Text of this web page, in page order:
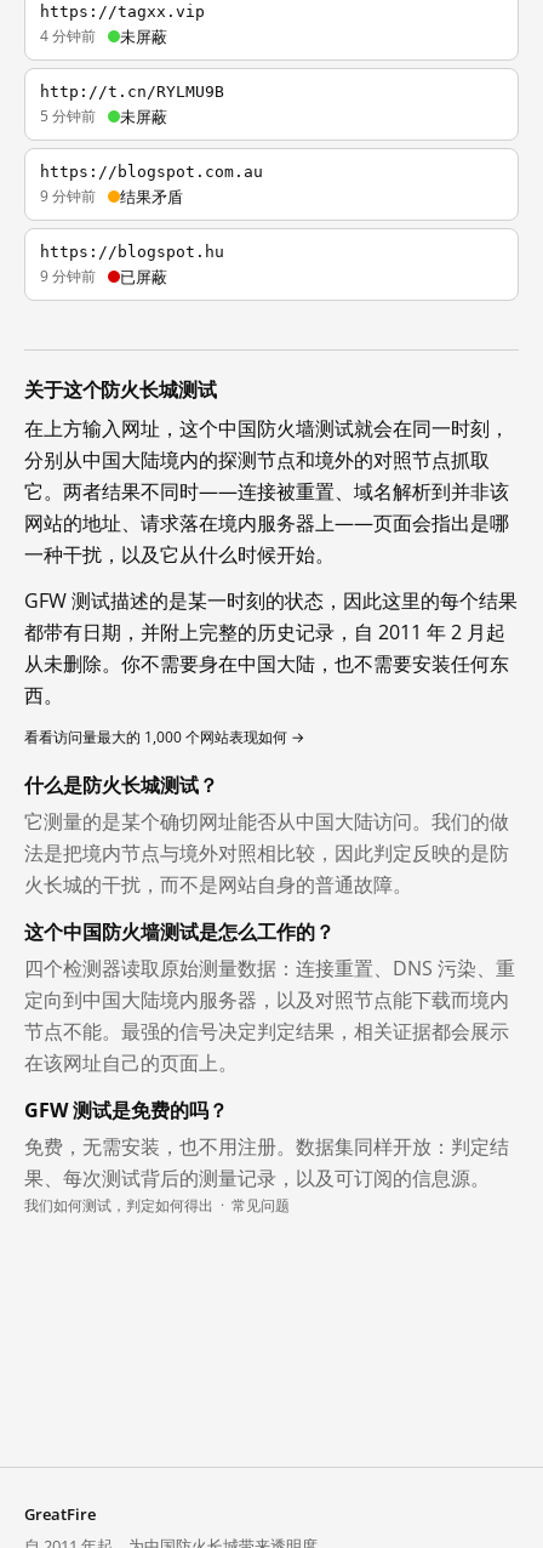
https://tagxx.vip
4 分钟前 未屏蔽
http://t.cn/RYLMU9B
5 分钟前 未屏蔽
https://blogspot.com.au
9 分钟前 结果矛盾
https://blogspot.hu
9 分钟前 已屏蔽
关于这个防火长城测试
在上方输入网址，这个中国防火墙测试就会在同一时刻，
分别从中国大陆境内的探测节点和境外的对照节点抓取
它。两者结果不同时——连接被重置、域名解析到并非该
网站的地址、请求落在境内服务器上——页面会指出是哪
一种干扰，以及它从什么时候开始。
GFW 测试描述的是某一时刻的状态，因此这里的每个结果
都带有日期，并附上完整的历史记录，自 2011 年 2 月起
从未删除。你不需要身在中国大陆，也不需要安装任何东
西。
看看访问量最大的 1,000 个网站表现如何 →
什么是防火长城测试？
它测量的是某个确切网址能否从中国大陆访问。我们的做
法是把境内节点与境外对照相比较，因此判定反映的是防
火长城的干扰，而不是网站自身的普通故障。
这个中国防火墙测试是怎么工作的？
四个检测器读取原始测量数据：连接重置、DNS 污染、重
定向到中国大陆境内服务器，以及对照节点能下载而境内
节点不能。最强的信号决定判定结果，相关证据都会展示
在该网址自己的页面上。
GFW 测试是免费的吗？
免费，无需安装，也不用注册。数据集同样开放：判定结
果、每次测试背后的测量记录，以及可订阅的信息源。
我们如何测试，判定如何得出 · 常见问题
GreatFire